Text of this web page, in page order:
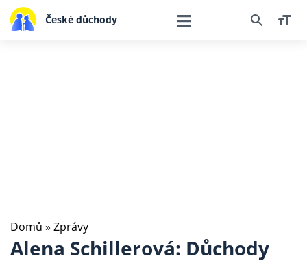
České důchody
Domů » Zprávy
Alena Schillerová: Důchody